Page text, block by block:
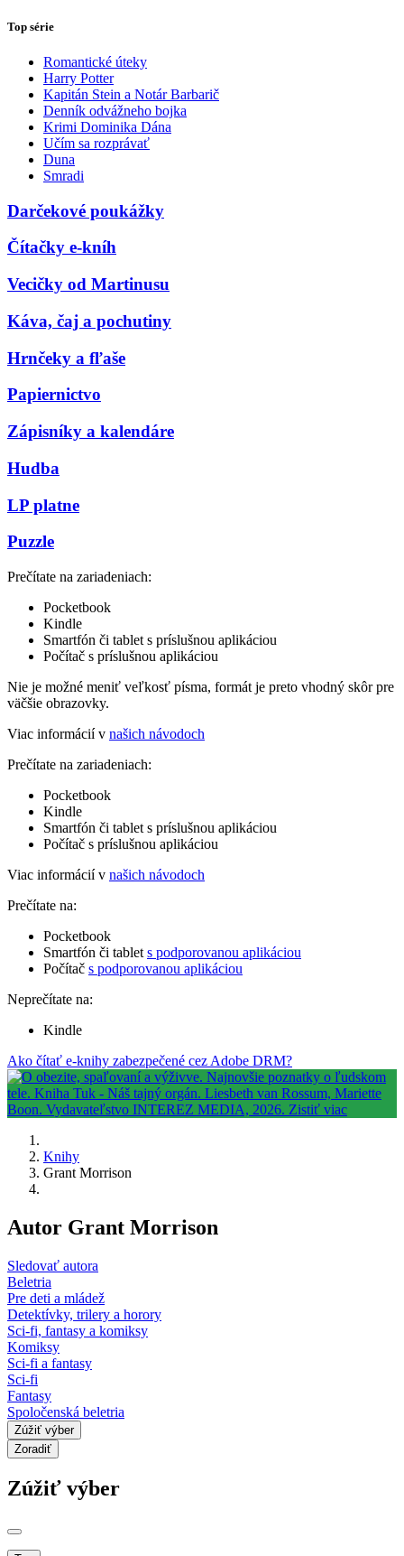
Top série
Romantické úteky
Harry Potter
Kapitán Stein a Notár Barbarič
Denník odvážneho bojka
Krimi Dominika Dána
Učím sa rozprávať
Duna
Smradi
Darčekové poukážky
Čítačky e-kníh
Vecičky od Martinusu
Káva, čaj a pochutiny
Hrnčeky a fľaše
Papiernictvo
Zápisníky a kalendáre
Hudba
LP platne
Puzzle
Prečítate na zariadeniach:
Pocketbook
Kindle
Smartfón či tablet s príslušnou aplikáciou
Počítač s príslušnou aplikáciou
Nie je možné meniť veľkosť písma, formát je preto vhodný skôr pre
väčšie obrazovky.
Viac informácií v našich návodoch
Prečítate na zariadeniach:
Pocketbook
Kindle
Smartfón či tablet s príslušnou aplikáciou
Počítač s príslušnou aplikáciou
Viac informácií v našich návodoch
Prečítate na:
Pocketbook
Smartfón či tablet s podporovanou aplikáciou
Počítač s podporovanou aplikáciou
Neprečítate na:
Kindle
Ako čítať e-knihy zabezpečené cez Adobe DRM?
Knihy
Grant Morrison
Autor Grant Morrison
Sledovať autora
Beletria
Pre deti a mládež
Detektívky, trilery a horory
Sci-fi, fantasy a komiksy
Komiksy
Sci-fi a fantasy
Sci-fi
Fantasy
Spoločenská beletria
Zúžiť výber
Zoradiť
Zúžiť výber